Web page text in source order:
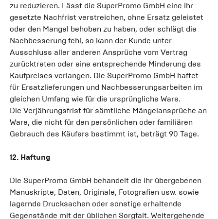
zu reduzieren. Lässt die SuperPromo GmbH eine ihr
gesetzte Nachfrist verstreichen, ohne Ersatz geleistet
oder den Mangel behoben zu haben, oder schlägt die
Nachbesserung fehl, so kann der Kunde unter
Ausschluss aller anderen Ansprüche vom Vertrag
zurücktreten oder eine entsprechende Minderung des
Kaufpreises verlangen. Die SuperPromo GmbH haftet
für Ersatzlieferungen und Nachbesserungsarbeiten im
gleichen Umfang wie für die ursprüngliche Ware.
Die Verjährungsfrist für sämtliche Mängelansprüche an
Ware, die nicht für den persönlichen oder familiären
Gebrauch des Käufers bestimmt ist, beträgt 90 Tage.
12. Haftung
Die SuperPromo GmbH behandelt die ihr übergebenen
Manuskripte, Daten, Originale, Fotografien usw. sowie
lagernde Drucksachen oder sonstige erhaltende
Gegenstände mit der üblichen Sorgfalt. Weitergehende